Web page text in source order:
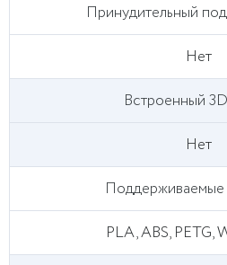
Принудительный
Нет
Встроенный
Нет
Поддерживаемые
PLA, ABS, PETG,